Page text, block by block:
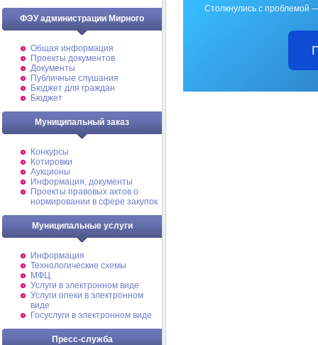
ФЭУ администрации Мирного
Общая информация
Проекты документов
Документы
Публичные слушания
Бюджет для граждан
Бюджет
Муниципальный заказ
Конкурсы
Котировки
Аукционы
Информация, документы
Проекты правовых актов о
нормировании в сфере закупок
Муниципальные услуги
Информация
Технологические схемы
МФЦ
Услуги в электронном виде
Услуги опеки в электронном
виде
Госуслуги в электронном виде
Пресс-служба
Столкнулись с проблемой